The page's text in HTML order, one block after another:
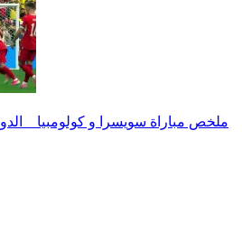
ملخص مباراة سويسرا و كولومبيا _